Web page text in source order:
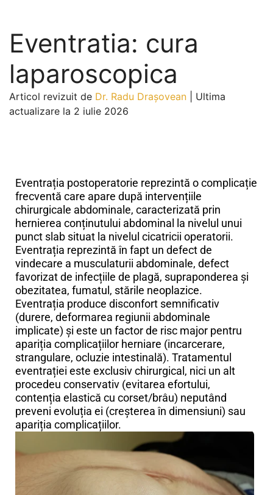
Eventratia: cura
laparoscopica
Articol revizuit de Dr. Radu Drașovean
Ultima
actualizare la 2 iulie 2026
Eventrația postoperatorie reprezintă o complicație
frecventă care apare după intervențiile
chirurgicale abdominale, caracterizată prin
hernierea conținutului abdominal la nivelul unui
punct slab situat la nivelul cicatricii operatorii.
Eventrația reprezintă în fapt un defect de
vindecare a musculaturii abdominale, defect
favorizat de infecțiile de plagă, supraponderea și
obezitatea, fumatul, stările neoplazice.
Eventrația produce disconfort semnificativ
(durere, deformarea regiunii abdominale
implicate) și este un factor de risc major pentru
apariția complicațiilor herniare (incarcerare,
strangulare, ocluzie intestinală). Tratamentul
eventrației este exclusiv chirurgical, nici un alt
procedeu conservativ (evitarea efortului,
contenția elastică cu corset/brâu) neputând
preveni evoluția ei (creșterea în dimensiuni) sau
apariția complicațiilor.